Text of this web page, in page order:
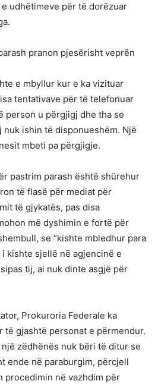
udhëtimeve për të dorëzuar
pranon pjesërisht veprën
e mbyllur kur e ka vizituar
tentativave për të telefonuar
person u përgjigj dhe tha se
ishin të disponueshëm. Një
mbeti pa përgjigje.
pastrim parash është shürehur
të flasë për mediat për
të gjykatës, pas disa
më dyshimin e fortë për
se “kishte mbledhur para
kishte sjellë në agjencinë e
tij, ai nuk dinte asgjë për
Prokuroria Federale ka
të gjashtë personat e përmendur.
zëdhënës nuk bëri të ditur se
ende në paraburgim, përcjell
procedimin në vazhdim për